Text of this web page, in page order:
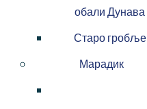
обали Дунава
Старо гробље
Марадик